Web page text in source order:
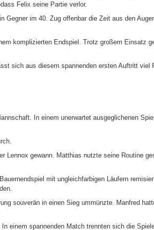
Felix seine Partie verlor.
Gegner im 40. Zug offenbar die Zeit aus den
komplizierten Endspiel. Trotz großem Einsatz
sich aus diesem spannenden ersten Auftritt viel
In einem unerwartet ausgeglichenen
Lennox gewann. Matthias nutzte seine Routine
mit ungleichfarbigen Läufern
souverän in einen Sieg ummünzte. Manfred
einem spannenden Match trennten sich die